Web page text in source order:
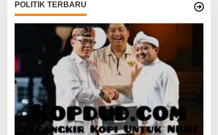
POLITIK TERBARU